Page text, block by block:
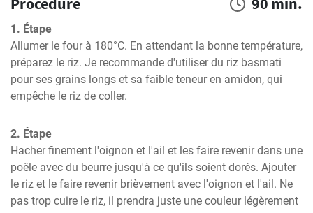
1. Étape
Allumer le four à 180°C. En attendant la bonne température,
préparez le riz. Je recommande d'utiliser du riz basmati
pour ses grains longs et sa faible teneur en amidon, qui
empêche le riz de coller.
2. Étape
Hacher finement l'oignon et l'ail et les faire revenir dans une
poêle avec du beurre jusqu'à ce qu'ils soient dorés. Ajouter
le riz et le faire revenir brièvement avec l'oignon et l'ail. Ne
pas trop cuire le riz, il prendra juste une couleur légèrement